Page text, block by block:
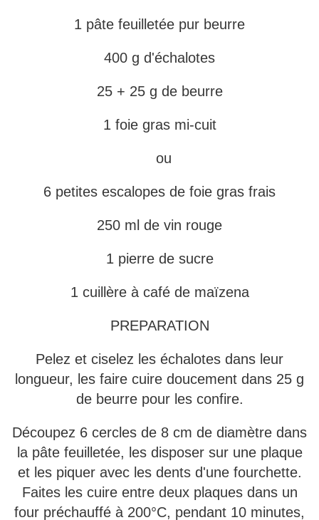
1 pâte feuilletée pur beurre
400 g d'échalotes
25 + 25 g de beurre
1 foie gras mi-cuit
ou
6 petites escalopes de foie gras frais
250 ml de vin rouge
1 pierre de sucre
1 cuillère à café de maïzena
PREPARATION
Pelez et ciselez les échalotes dans leur
longueur, les faire cuire doucement dans 25 g
de beurre pour les confire.
Découpez 6 cercles de 8 cm de diamètre dans
la pâte feuilletée, les disposer sur une plaque
et les piquer avec les dents d'une fourchette.
Faites les cuire entre deux plaques dans un
four préchauffé à 200°C, pendant 10 minutes,